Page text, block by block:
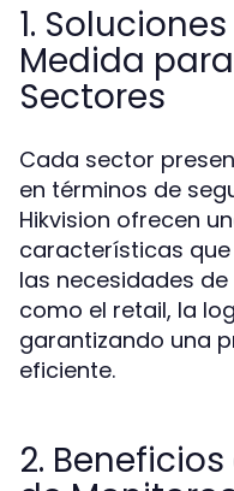
1.
Medida
Sectores
Cada sector
en términos de
Hikvision ofrecen
características
las necesidades
como el retail, la
garantizando una
eficiente.
2.